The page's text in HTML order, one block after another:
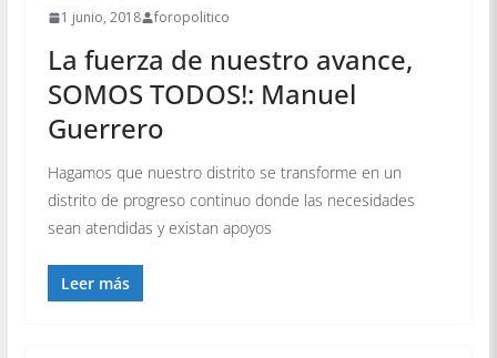
1 junio, 2018 foropolitico
La fuerza de nuestro avance,
SOMOS TODOS!: Manuel
Guerrero
Hagamos que nuestro distrito se transforme en un
distrito de progreso continuo donde las necesidades
sean atendidas y existan apoyos
Leer más